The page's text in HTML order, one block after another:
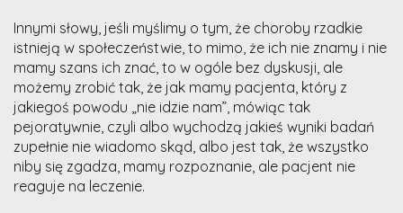
Innymi słowy, jeśli myślimy o tym, że choroby rzadkie
istnieją w społeczeństwie, to mimo, że ich nie znamy i nie
mamy szans ich znać, to w ogóle bez dyskusji, ale
możemy zrobić tak, że jak mamy pacjenta, który z
jakiegoś powodu „nie idzie nam”, mówiąc tak
pejoratywnie, czyli albo wychodzą jakieś wyniki badań
zupełnie nie wiadomo skąd, albo jest tak, że wszystko
niby się zgadza, mamy rozpoznanie, ale pacjent nie
reaguje na leczenie.